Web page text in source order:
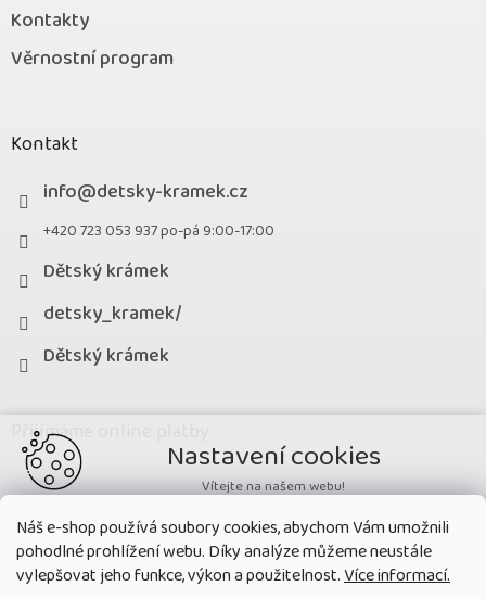
Náš e-shop používá soubory cookies, abychom Vám umožnili
pohodlné prohlížení webu. Díky analýze můžeme neustále
vylepšovat jeho funkce, výkon a použitelnost.Více informací.
Kontakty
Věrnostní program
Kontakt
info@detsky-kramek.cz
+420 723 053 937 po-pá 9:00-17:00
Dětský krámek
detsky_kramek/
Dětský krámek
Přijímáme online platby
Nastavení cookies
Vítejte na našem webu!
Potřebujeme nastavit cookies a související technologie, aby
zobrazovaný obsah odpovídal vašim potřebám a vy na webu nalezli
přesně to, co potřebujete. Soubory cookies používané na našem webu
nikdy neslouží ke zjišťování totožnosti uživatelů stránek.